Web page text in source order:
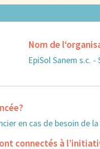
Nom de
EpiSol Sanem s.c. -
en cas de besoin de la
connectés à